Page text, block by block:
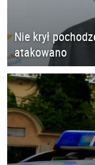
Nie krył
atakowano